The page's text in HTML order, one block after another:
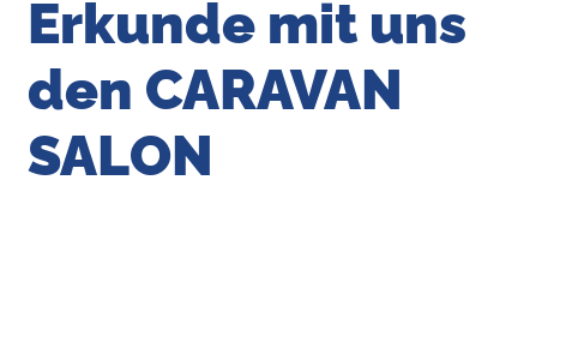
Erkunde mit uns
den CARAVAN
SALON